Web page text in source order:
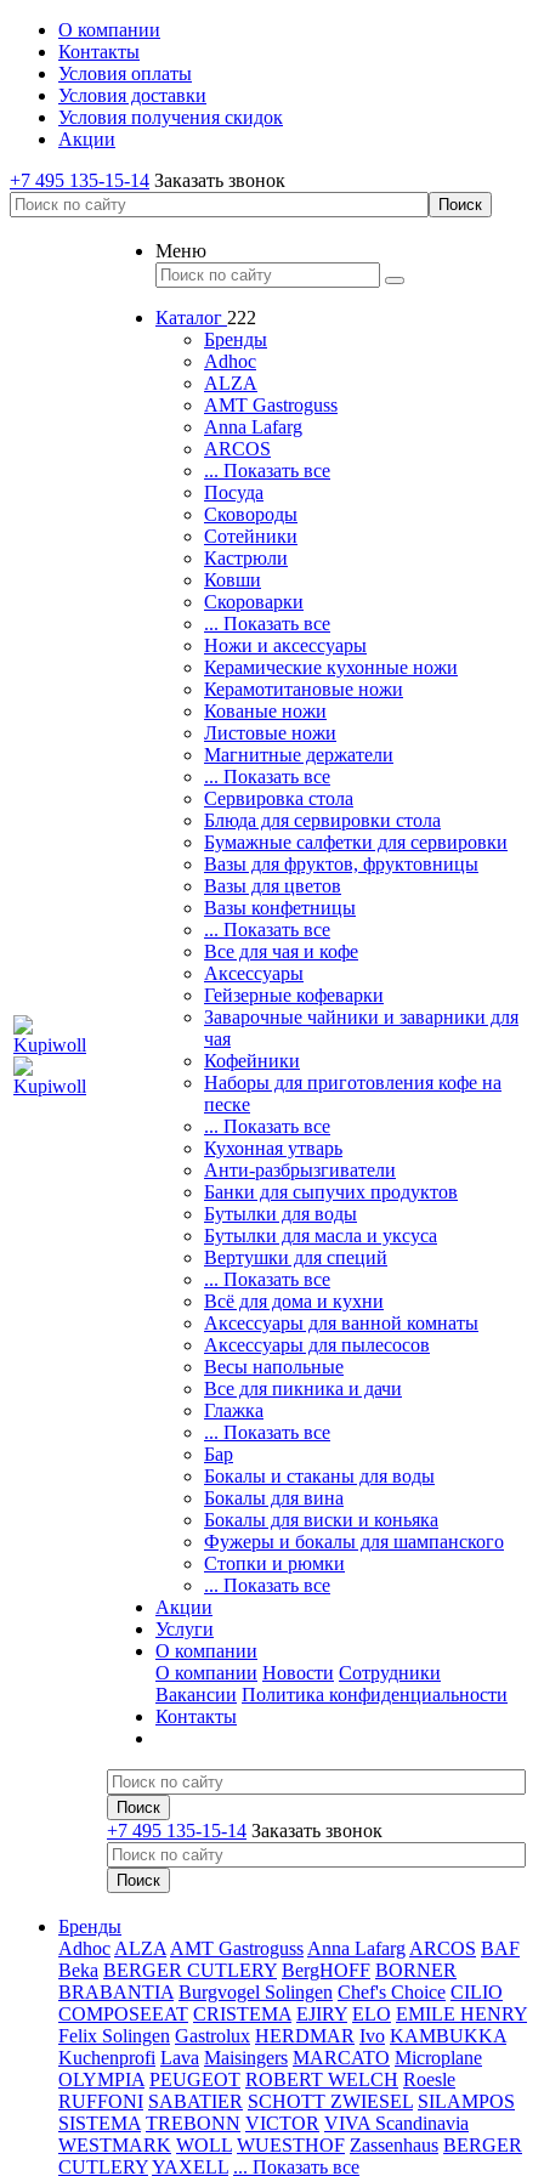
О компании
Контакты
Условия оплаты
Условия доставки
Условия получения скидок
Акции
+7 495 135-15-14 Заказать звонок
Меню
Каталог 222
Бренды
Adhoc
ALZA
AMT Gastroguss
Anna Lafarg
ARCOS
... Показать все
Посуда
Сковороды
Сотейники
Кастрюли
Ковши
Скороварки
... Показать все
Ножи и аксессуары
Керамические кухонные ножи
Керамотитановые ножи
Кованые ножи
Листовые ножи
Магнитные держатели
... Показать все
Сервировка стола
Блюда для сервировки стола
Бумажные салфетки для сервировки
Вазы для фруктов, фруктовницы
Вазы для цветов
Вазы конфетницы
... Показать все
Все для чая и кофе
Аксессуары
Гейзерные кофеварки
Заварочные чайники и заварники для
чая
Кофейники
Наборы для приготовления кофе на
песке
... Показать все
Кухонная утварь
Анти-разбрызгиватели
Банки для сыпучих продуктов
Бутылки для воды
Бутылки для масла и уксуса
Вертушки для специй
... Показать все
Всё для дома и кухни
Аксессуары для ванной комнаты
Аксессуары для пылесосов
Весы напольные
Все для пикника и дачи
Глажка
... Показать все
Бар
Бокалы и стаканы для воды
Бокалы для вина
Бокалы для виски и коньяка
Фужеры и бокалы для шампанского
Стопки и рюмки
... Показать все
Акции
Услуги
О компании
О компании Новости Сотрудники
Вакансии Политика конфиденциальности
Контакты
+7 495 135-15-14 Заказать звонок
Бренды
Adhoc ALZA AMT Gastroguss Anna Lafarg ARCOS BAF
Beka BERGER CUTLERY BergHOFF BORNER
BRABANTIA Burgvogel Solingen Chef's Choice CILIO
COMPOSEEAT CRISTEMA EJIRY ELO EMILE HENRY
Felix Solingen Gastrolux HERDMAR Ivo KAMBUKKA
Kuchenprofi Lava Maisingers MARCATO Microplane
OLYMPIA PEUGEOT ROBERT WELCH Roesle
RUFFONI SABATIER SCHOTT ZWIESEL SILAMPOS
SISTEMA TREBONN VICTOR VIVA Scandinavia
WESTMARK WOLL WUESTHOF Zassenhaus BERGER
CUTLERYYAXELL ... Показать все